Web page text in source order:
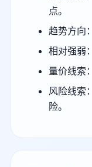
点。
趋势方向
相对强弱
量价线索
风险线索
险。